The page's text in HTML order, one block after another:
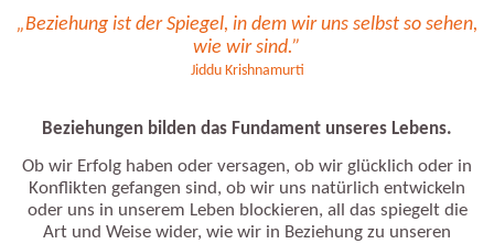
„Beziehung ist der Spiegel, in dem wir uns selbst so sehen,
wie wir sind.”
Jiddu Krishnamurti
Beziehungen bilden das Fundament unseres Lebens.
Ob wir Erfolg haben oder versagen, ob wir glücklich oder in
Konflikten gefangen sind, ob wir uns natürlich entwickeln
oder uns in unserem Leben blockieren, all das spiegelt die
Art und Weise wider, wie wir in Beziehung zu unseren